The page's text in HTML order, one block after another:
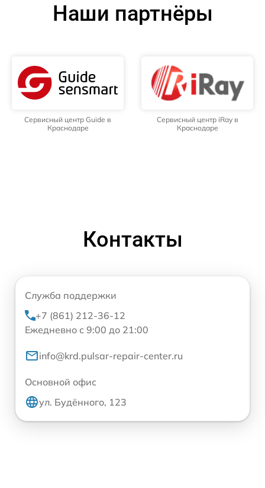
Наши партнёры
Сервисный центр Guide в
Краснодаре
Сервисный центр iRay в
Краснодаре
Контакты
Служба поддержки
+7 (861) 212-36-12
Ежедневно с 9:00 до 21:00
info@krd.pulsar-repair-center.ru
Основной офис
ул. Будённого, 123